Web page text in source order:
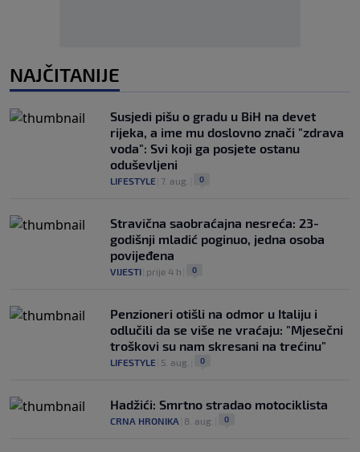
NAJČITANIJE
Susjedi pišu o gradu u BiH na devet
rijeka, a ime mu doslovno znači "zdrava
voda": Svi koji ga posjete ostanu
oduševljeni
LIFESTYLE 7. aug. 0
Stravična saobraćajna nesreća: 23-
godišnji mladić poginuo, jedna osoba
povijeđena
VIJESTI prije 4 h 0
Penzioneri otišli na odmor u Italiju i
odlučili da se više ne vraćaju: "Mjesečni
troškovi su nam skresani na trećinu"
LIFESTYLE 5. aug. 0
Hadžići: Smrtno stradao motociklista
CRNA HRONIKA 8. aug. 0